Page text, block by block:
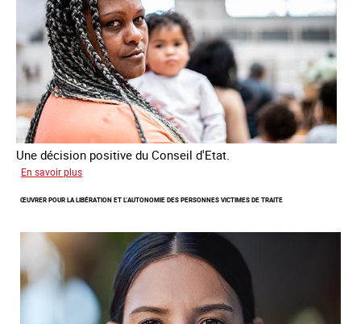
traite
Une décision positive du Conseil d'Etat.
En savoir plus
les
d'obtenir
de
séjour
ŒUVRER POUR LA LIBÉRATION ET L’AUTONOMIE DES PERSONNES VICTIMES DE TRAITE